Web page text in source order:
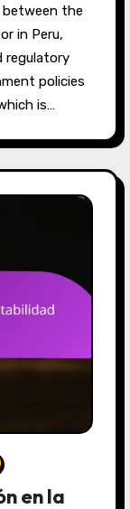
in Peru,
regulatory
policies
is…
en la